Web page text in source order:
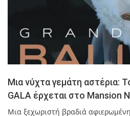
Μια νύχτα γεμάτη αστέρια:
GALA έρχεται στο Mansion
Μια ξεχωριστή βραδιά